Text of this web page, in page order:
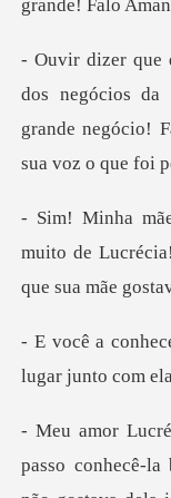
ios da
grande negócio!
muito de
lugar